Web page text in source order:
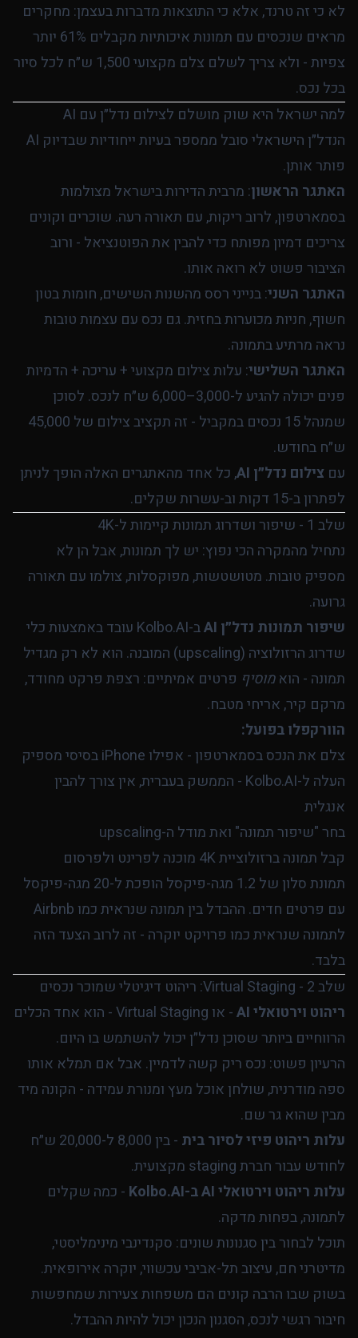
לא כי זה טרנד, אלא כי התוצאות מדברות בעצמן: מחקרים
מראים שנכסים עם תמונות איכותיות מקבלים 61% יותר
צפיות - ולא צריך לשלם צלם מקצועי 1,500 ש״ח לכל סיור
בכל נכס.
למה ישראל היא שוק מושלם לצילום נדל״ן עם AI
הנדל״ן הישראלי סובל ממספר בעיות ייחודיות שבדיוק AI
פותר אותן.
האתגר הראשון: מרבית הדירות בישראל מצולמות
בסמארטפון, לרוב ריקות, עם תאורה רעה. שוכרים וקונים
צריכים דמיון מפותח כדי להבין את הפוטנציאל - ורוב
הציבור פשוט לא רואה אותו.
האתגר השני: בנייני רסס מהשנות השישים, חומות בטון
חשוף, חניות מכוערות בחזית. גם נכס עם עצמות טובות
נראה מרתיע בתמונה.
האתגר השלישי: עלות צילום מקצועי + עריכה + הדמיות
פנים יכולה להגיע ל-3,000–6,000 ש״ח לנכס. לסוכן
שמנהל 15 נכסים במקביל - זה תקציב צילום של 45,000
ש״ח בחודש.
עם צילום נדל״ן AI
, כל אחד מהאתגרים האלה הופך לניתן
לפתרון ב-15 דקות וב-עשרות שקלים.
שלב 1 - שיפור ושדרוג תמונות קיימות ל-4K
נתחיל מהמקרה הכי נפוץ: יש לך תמונות, אבל הן לא
מספיק טובות. מטושטשות, מפוקסלות, צולמו עם תאורה
גרועה.
שיפור תמונות נדל״ן AI
ב-Kolbo.AI עובד באמצעות כלי
שדרוג הרזולוציה (upscaling) המובנה. הוא לא רק מגדיל
תמונה - הואמוסיף פרטים אמיתיים: רצפת פרקט מחודד,
מרקם קיר, אריחי מטבח.
הוורקפלו בפועל:
צלם את הנכס בסמארטפון - אפילו iPhone בסיסי מספיק
העלה ל-Kolbo.AI - הממשק בעברית, אין צורך להבין
אנגלית
בחר "שיפור תמונה" ואת מודל ה-upscaling
קבל תמונה ברזולוציית 4K מוכנה לפרינט ולפרסום
תמונת סלון של 1.2 מגה-פיקסל הופכת ל-20 מגה-פיקסל
עם פרטים חדים. ההבדל בין תמונה שנראית כמו Airbnb
לתמונה שנראית כמו פרויקט יוקרה - זה לרוב הצעד הזה
בלבד.
שלב 2 - Virtual Staging: ריהוט דיגיטלי שמוכר נכסים
ריהוט וירטואלי AI
- או Virtual Staging - הוא אחד הכלים
הרווחיים ביותר שסוכן נדל״ן יכול להשתמש בו היום.
הרעיון פשוט: נכס ריק קשה לדמיין. אבל אם תמלא אותו
ספה מודרנית, שולחן אוכל מעץ ומנורת עמידה - הקונה מיד
מבין שהוא גר שם.
עלות ריהוט פיזי לסיור בית
- בין 8,000 ל-20,000 ש״ח
לחודש עבור חברת staging מקצועית.
עלות ריהוט וירטואלי AI ב-Kolbo.AI
- כמה שקלים
לתמונה, בפחות מדקה.
תוכל לבחור בין סגנונות שונים: סקנדינבי מינימליסטי,
מדיטרני חם, עיצוב תל-אביבי עכשווי, יוקרה אירופאית.
בשוק שבו הרבה קונים הם משפחות צעירות שמחפשות
חיבור רגשי לנכס, הסגנון הנכון יכול להיות ההבדל.